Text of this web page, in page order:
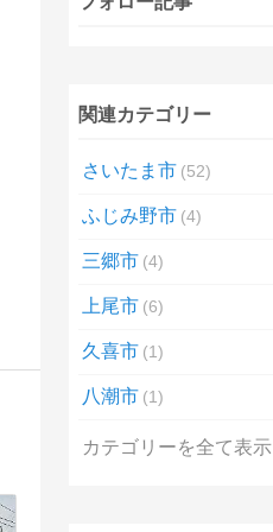
関連カテゴリー
さいたま市 52
ふじみ野市 4
三郷市 4
上尾市 6
久喜市 1
八潮市 1
カテゴリーを全て表示